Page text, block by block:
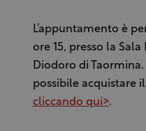
L’appuntamento è
ore 15, presso la
Diodoro di
possibile acquistare
cliccando qui>.